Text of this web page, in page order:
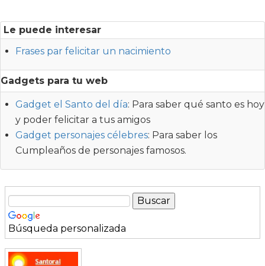
Le puede interesar
Frases par felicitar un nacimiento
Gadgets para tu web
Gadget el Santo del día: Para saber qué santo es hoy
y poder felicitar a tus amigos
Gadget personajes célebres: Para saber los
Cumpleaños de personajes famosos.
Búsqueda personalizada